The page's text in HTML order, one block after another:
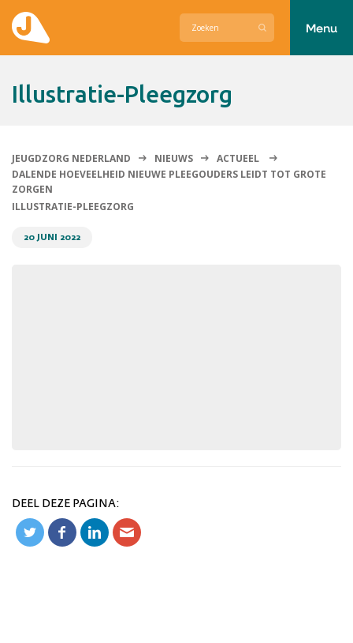
Contact
Menu
Illustratie-Pleegzorg
JEUGDZORG NEDERLAND NIEUWS
ACTUEEL
DALENDE HOEVEELHEID NIEUWE PLEEGOUDERS LEIDT TOT GROTE
ZORGEN
ILLUSTRATIE-PLEEGZORG
20 JUNI 2022
DEEL DEZE PAGINA: